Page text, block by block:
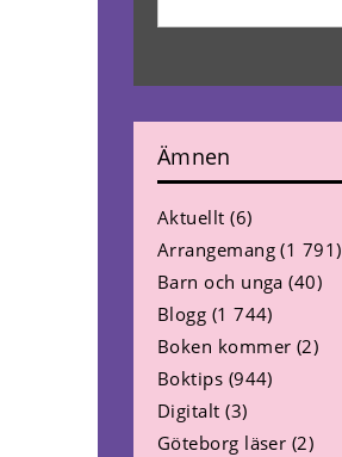
Ämnen
Aktuellt (6)
Arrangemang(1 791)
Barn och unga (40)
Blogg (1 744)
Boken kommer (2)
Boktips (944)
Digitalt (3)
Göteborg läser (2)